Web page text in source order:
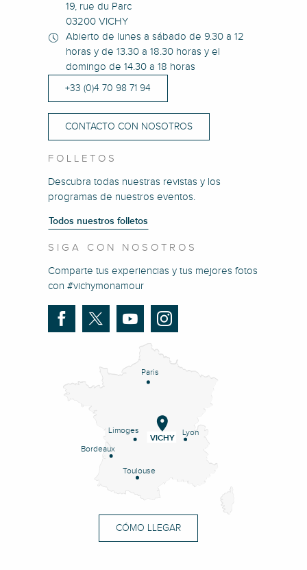
19, rue du Parc
03200 VICHY
Abierto de lunes a sábado de 9.30 a 12
horas y de 13.30 a 18.30 horas y el
domingo de 14.30 a 18 horas
+33 (0)4 70 98 71 94
CONTACTO CON NOSOTROS
FOLLETOS
Descubra todas nuestras revistas y los
programas de nuestros eventos.
Todos nuestros folletos
SIGA CON NOSOTROS
Comparte tus experiencias y tus mejores fotos
con #vichymonamour
Paris
Lyon
Limoges
Bordeaux
Toulouse
VICHY
CÓMO LLEGAR